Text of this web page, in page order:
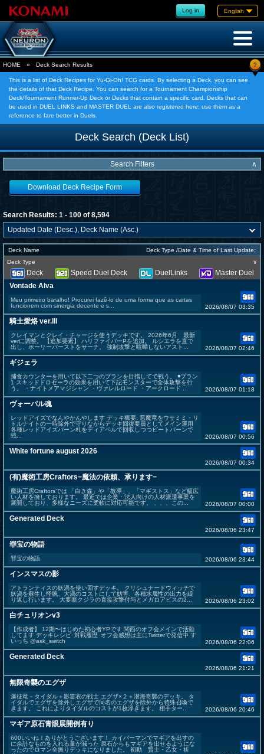
Log in English
HOME » Deck Search Results ?
This is a list of Deck Recipes for Yu-Gi-Oh! TCG cards. By selecting a Deck, you can see
the details of that Deck Recipe. You can search for a Tournament Championship
Deck/Tournament Runner-Up Deck or Decks that contain a specific card. Decks that can
be used in DUEL LINKS and MASTER DUEL are also registered here; use them as a
reference to fare better in Duels.
Deck Search (Deck List)
Search Filters ∧
Download Deck Recipe Form
Search Results: 1 - 100 of 8,594
Deck Name
Deck Type /Date & Time of Last Update:
Deck Type
∨
Deck Speed Duel Deck DuelLinks
Master Duel
Vontade Alva
Meu primeiro baralho! Procurei fazê-lo de uma forma que as cartas
funcionem com sinergia decente e s...
2026/08/07 03:35
騎土愛烙 ver.lll
クレイマンとクレイ・チャージを使うデッキです。 2026年6月 最新
verに調整。 【追加要素】 ハリファイバーPを追加。 ルシエラを直で
出し、ホーリーバーストをサーチ。 強制攻撃と喧嘩しないアスト...
2026/08/07 02:46
ギジェラ
捕食カウンターを用いて以下二つのプランを目指してで戦う。 ◾️プラン
1 スキッドドロセーラの効果を用いて下記モンスターで全体攻撃を行
う。 ・ナイトメアマジシャン ・ヴァレルロード ・アークロード ...
2026/08/07 01:18
ヴォーパル魂
レッドアイズでなんやかんやします デッキ概要: 悪魔竜をウサミミ・リ
トルナイトの一時除外で守りながらデッキ回復要員としてメイン運用
各種レッドアイズバーン札をディアベルで回収しつつビートバーンで
戦...
2026/08/07 00:56
White fortune august 2026
2026/08/07 00:34
(有)魔術工房Craftors−魔法の依頼、承ります−
魔術工房Craftorsでは 「白き森」や「教導」、「マギストス」など幅広
い人材を擁しております。 最近では企業・法人向けの人材派遣事業を
展開しており、多様なニーズに柔軟に対応可能です。 、、、この...
2026/08/07 00:00
Generated Deck
2026/08/06 23:47
罪宝の物語
罪宝の物語 2026/08/06 23:44
インスマスの影
アトランティスの妖渦を使い回すデッキ。 クリシュナードウィッチで
妖渦を蘇生し怪腕、大渦のコストにして妨害、各種水属性の出力を繰
り返し行います。 大要塞クジラの直接攻撃付与とメガロアビスの2...
2026/08/06 23:02
白チュリオンv3
【作成者】 12期〜はじめた初心者YPです 関西のオフ会メインで活動
してます デッキレシピ･対戦履歴･オフ会感想は主にTwitterで発信中 す
いっち @ask_switch
2026/08/06 22:06
Generated Deck
2026/08/06 21:21
無限奇襲のエグザ
瀑征竜－タイダル＋影霊衣の戦士 エグザ×２＋潜海奇襲のデッキ。 タ
イダルでエグザを除外しエグザで同名のエグザを除外から特殊召喚で
きます。 これによりタイダルのコストが1枚浮きます。 相手ター...
2026/08/06 20:46
マギア原石青眼展開例有り
600いいね！ありがとうございます！ カイバーマンでマギアを出すの
に余計なものを入れる量が減った 原石からもマギアを出せるようにな
ったのでロマン全振りデッキになりました。 初動 賢士・乙女・祈